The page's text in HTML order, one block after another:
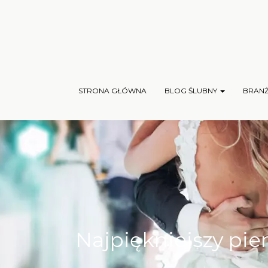
STRONA GŁÓWNA BLOG ŚLUBNY
Najpiękniejszy